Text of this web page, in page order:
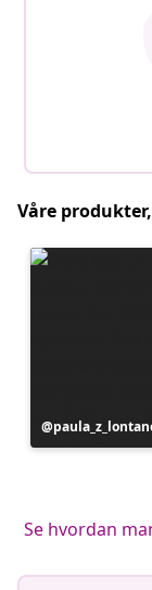
Våre
Innlegg
publisert
Se hvordan